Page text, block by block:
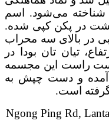
شناخته می‌شود. اسم
در پکن کپی شده.
در بالای سه محراب
که با 34 متر ارتفاع، تیان تان بودا در
راست این مجسمه
آمده و دست چپش به
گرفته است.